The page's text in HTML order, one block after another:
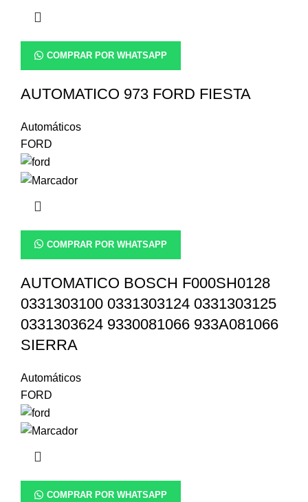
COMPRAR POR WHATSAPP
AUTOMATICO 973 FORD FIESTA
Automáticos
FORD
COMPRAR POR WHATSAPP
AUTOMATICO BOSCH F000SH0128
0331303100 0331303124 0331303125
0331303624 9330081066 933A081066
SIERRA
Automáticos
FORD
COMPRAR POR WHATSAPP